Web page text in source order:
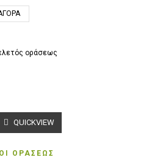
QUICKVIEW
ΟΡΑΣΕΩΣ